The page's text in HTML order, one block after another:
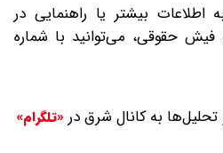
بیشتر یا راهنمایی در
حقوقی، می‌توانید با شماره
تحلیل‌ها به کانال شرق در «تلگرام»